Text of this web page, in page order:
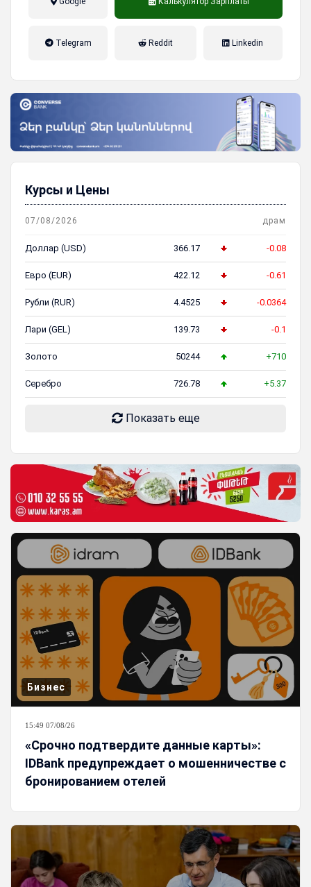
Telegram Reddit Linkedin
Курсы и Цены
07/08/2026 драм
Доллар (USD) 366.17 -0.08
Евро (EUR) 422.12 -0.61
Рубли (RUR) 4.4525 -0.0364
Лари (GEL) 139.73 -0.1
Золото 50244 +710
Серебро 726.78 +5.37
Показать еще
Бизнес
15:49 07/08/26
«Срочно подтвердите данные карты»:
IDBank предупреждает о мошенничестве с
бронированием отелей